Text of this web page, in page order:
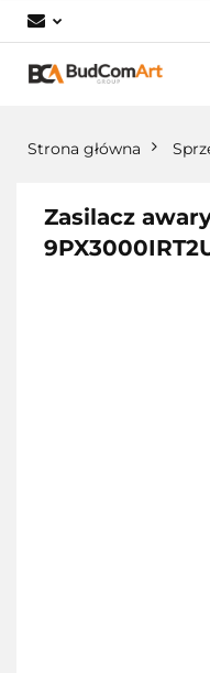
Strona główna
Zasilacz